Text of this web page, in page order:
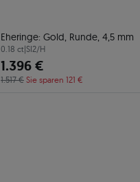
Eheringe: Gold, Runde, 4,5 mm
0.18 ct|SI2/H
1.396 €
1.517 € Sie sparen 121 €